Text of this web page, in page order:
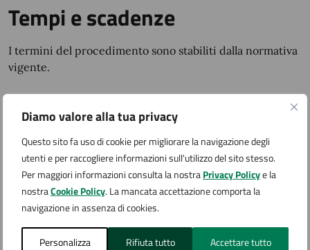
Diamo valore alla tua privacy
Questo sito fa uso di cookie per migliorare la navigazione degli
utenti e per raccogliere informazioni sull'utilizzo del sito stesso.
Per maggiori informazioni consulta la nostraPrivacy Policye la
nostraCookie Policy. La mancata accettazione comporta la
navigazione in assenza di cookies.
Personalizza Rifiuta tutto Accettare tutto
Tempi e scadenze
I termini del procedimento sono stabiliti dalla normativa
vigente.
Quanto costa
Accedi al servizio
E' necessario telefonare per prendere